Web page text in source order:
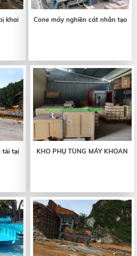
khai
Cone máy nghiền cát nhân tạo
tải tại
KHO PHỤ TÙNG MÁY KHOAN